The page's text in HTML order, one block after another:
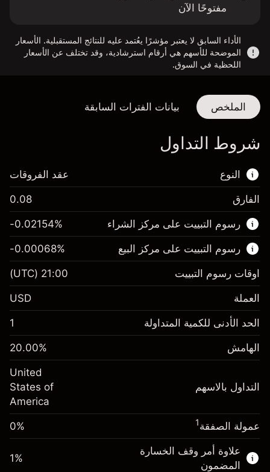
مفتوحًا الآن
الأداء السابق لا يعتبر مؤشرًا يعُتمد عليه للنتائج المستقبلية. الأسعار
الموضحة للأسهم هي أرقام استرشادية، وقد تختلف عن الأسعار
اللحظية في السوق.
الملخص بيانات الفترات السابقة
شروط التداول
النوع
هذا السوق المالي متاح للتداول من خلال عقود
الفروقات.
اعرف المزيد عن:
عقود الفروقات
عقد الفروقات
الفارق 0.08
رسوم التبييت على مركز الشراء
الهامش. استثمارك $1,000.00
-0.02154
%
(-$1.08)
المال من الرافعة المالية ~
الذهاب إلى المنصة
-0.02154%
رسوم التبييت على مركز البيع
الهامش. استثمارك $1,000.00
-0.000682
%
(-$0.03)
المال من الرافعة المالية ~$4,000.00
الذهاب إلى المنصة
-0.00068%
اوقات رسوم التبييت 21:00
(UTC)
العملة USD
الحد الأدنى للكمية المتداولة 1
الهامش 20.00%
التداول بالاسهم
United
States of
America
عمولة الصفقة1
0%
علاوة أمر وقف الخسارة
المضمون
1%